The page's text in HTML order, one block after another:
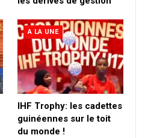
A LA UNE
IHF Trophy: les cadettes
guinéennes sur le toit
du monde !